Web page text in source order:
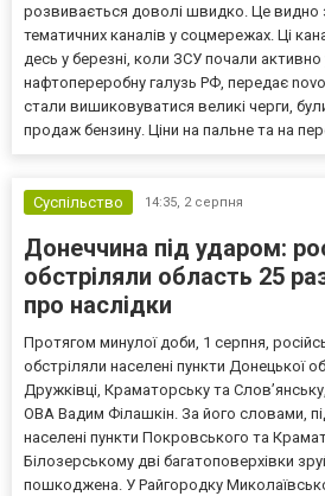
розвивається доволі швидко. Це видно
тематичних каналів у соцмережах. Ці
десь у березні, коли ЗСУ почали
нафтопереробну галузь РФ, передає
стали вишиковуватися великі черги,
продаж бензину. Ціни на пальне та на
Суспільство 14:35, 2 серпня
Донеччина під ударом:
обстріляли область 25
про наслідки
Протягом минулої доби, 1 серпня,
обстріляли населені пункти Донецької
Дружківці, Краматорську та
ОВА Вадим Філашкін. За його словами,
населені пункти Покровського та
Білозерському дві багатоповерхівки
пошкоджена. У Райгородку